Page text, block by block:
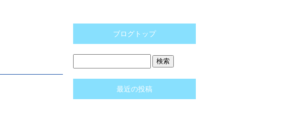
ブログトップ
最近の投稿